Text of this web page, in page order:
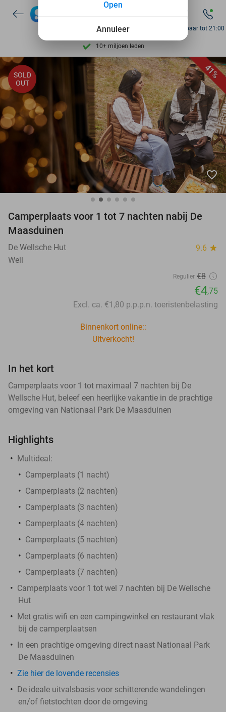
Ontdek 15.000+ deals
7 dagen per week beschikbaar
10+ miljoen leden
9,4 op basis van206.270 reviews
Ontdek 15.000+ deals
7 dagen per week beschikbaar
10+ miljoen leden
Bereikbaar tot 21:00
41%
SOLD
OUT
favorite_border
Camperplaats voor 1 tot 7 nachten nabij De
Maasduinen
De Wellsche Hut 9.6 star
Well
Regulier €8
€4,75
Excl. ca. €1,80 p.p.p.n. toeristenbelasting
Binnenkort online::
Uitverkocht!
In het kort
Camperplaats voor 1 tot maximaal 7 nachten bij De
Wellsche Hut, beleef een heerlijke vakantie in de prachtige
omgeving van Nationaal Park De Maasduinen
Highlights
Multideal:
Camperplaats (1 nacht)
Camperplaats (2 nachten)
Camperplaats (3 nachten)
Camperplaats (4 nachten)
Camperplaats (5 nachten)
Camperplaats (6 nachten)
Camperplaats (7 nachten)
Camperplaats voor 1 tot wel 7 nachten bij De Wellsche
Hut
Met gratis wifi en een campingwinkel en restaurant vlak
bij de camperplaatsen
In een prachtige omgeving direct naast Nationaal Park
De Maasduinen
Zie hier de lovende recensies
De ideale uitvalsbasis voor schitterende wandelingen
en/of fietstochten door de omgeving
Annuleer
Open